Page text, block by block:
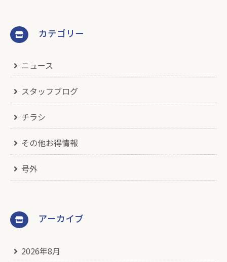
カテゴリー
ニュース
スタッフブログ
チラシ
その他お得情報
号外
アーカイブ
2026年8月